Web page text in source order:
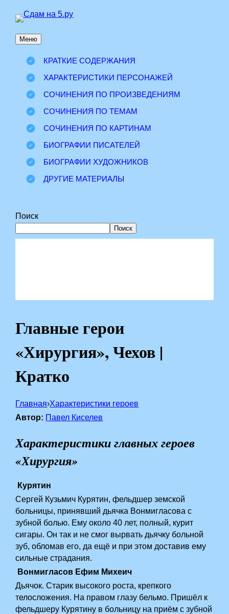
Перейти
содержимому
Меню
КРАТКИЕ СОДЕРЖАНИЯ
ХАРАКТЕРИСТИКИ ПЕРСОНАЖЕЙ
СОЧИНЕНИЯ ПО ПРОИЗВЕДЕНИЯМ
СОЧИНЕНИЯ ПО ТЕМАМ
СОЧИНЕНИЯ ПО КАРТИНАМ
БИОГРАФИИ ПИСАТЕЛЕЙ
БИОГРАФИИ ХУДОЖНИКОВ
ДРУГИЕ МАТЕРИАЛЫ
Поиск
Поиск
Главные герои
«Хирургия», Чехов |
Кратко
Главная›Характеристики героев
Автор: Павел Киселев
Характеристики главных героев
«Хирургия»
Курятин
Сергей Кузьмич Курятин, фельдшер земской
больницы, принявший дьячка Вонмигласова с
зубной болью. Ему около 40 лет, полный, курит
сигары. Он так и не смог вырвать дьячку больной
зуб, обломав его, да ещё и при этом доставив ему
сильные страдания.
Вонмигласов Ефим Михеич
Дьячок. Старик высокого роста, крепкого
телосложения. На правом глазу бельмо. Пришёл к
фельдшеру Курятину в больницу на приём с зубной